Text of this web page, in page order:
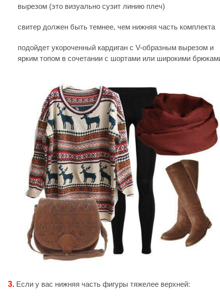
вырезом (это визуально сузит линию плеч)
свитер должен быть темнее, чем нижняя часть комплекта
подойдет укороченный кардиган с V-образным вырезом и
ярким топом в сочетании с шортами или широкими
3. Если у вас нижняя часть фигуры тяжелее верхней: